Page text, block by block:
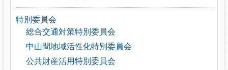
特別委員会
総合交通対策特別委員会
中山間地域活性化特別委員会
公共財産活用特別委員会